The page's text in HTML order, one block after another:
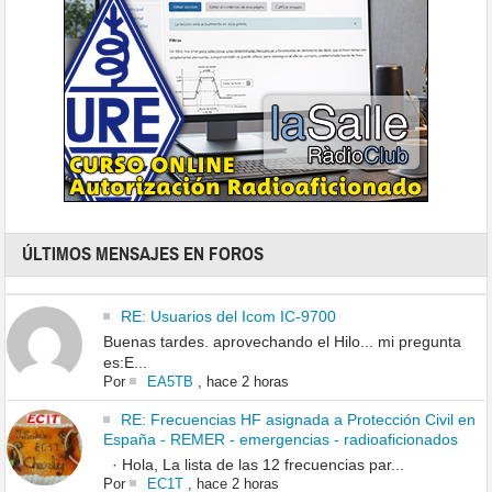
ÚLTIMOS MENSAJES EN FOROS
RE: Usuarios del Icom IC-9700
Buenas tardes. aprovechando el Hilo... mi pregunta
es:E...
Por EA5TB hace 2 horas
RE: Frecuencias HF asignada a Protección Civil en
España - REMER - emergencias - radioaficionados
· Hola, La lista de las 12 frecuencias par...
Por EC1T, hace 2 horas